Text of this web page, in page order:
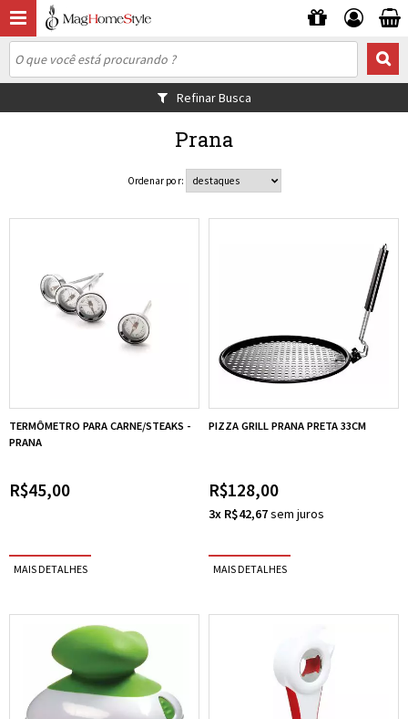
Refinar Busca
Prana
Ordenar por:
TERMÔMETRO PARA CARNE/STEAKS -
PRANA
R$45,00
PIZZA GRILL PRANA PRETA 33CM
R$128,00
3x R$42,67